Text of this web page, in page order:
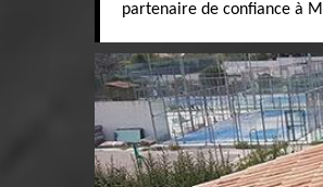
partenaire de confiance à